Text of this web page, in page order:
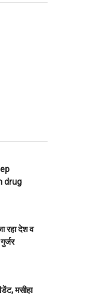
drug
रहा देश व
मसीहा